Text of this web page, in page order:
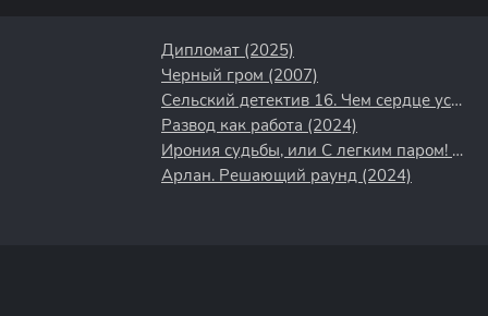
Дипломат (2025)
Черный гром (2007)
Сельский детектив 16. Чем сердце успокоится (2023)
Развод как работа (2024)
Ирония судьбы, или С легким паром! (1975)
Арлан. Решающий раунд (2024)